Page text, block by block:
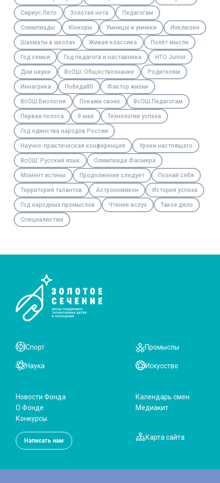
Сириус.Лето Золотая нота Педагогам
Олимпиады Юнкоры Умницы и умники Инклюзия
Шахматы в школах Живая классика Полёт мысли
Год семьи Год педагога и наставника НТО Junior
Дни науки ВсОШ: Обществознание Родителям
Иннагрика Победа80 Фактор жизни
ВсОШ.Биология Покажи своих ВсОШ.Педагогам
Первая полоса 9 мая Технологии успеха
Год единства народов России
Научно-практическая конференция Уроки настоящего
ВсОШ: Русский язык Олимпиада Фасмера
Момент истины Продолжение следует Познай себя
Территория талантов Астрономикон История успеха
Год народных промыслов Чтение вслух Такое дело
Специалистам
Наука
Спорт
Искусство
Промыслы
Карта сайта
Написать нам
Новости Фонда
О Фонде
Конкурсы
Календарь смен
Медиакит